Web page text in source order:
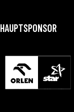
HAUPTSPONSOR